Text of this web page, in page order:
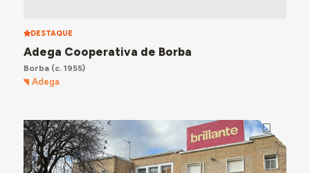
DESTAQUE
Adega Cooperativa de Borba
Borba(c. 1955)
Adega